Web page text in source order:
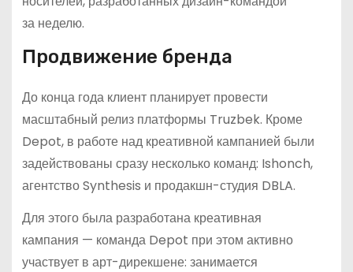
за неделю.
Продвижение бренда
До конца года клиент планирует провести
масштабный релиз платформы Truzbek. Кроме
Depot, в работе над креативной кампанией были
задействованы сразу несколько команд: Ishonch,
агентство Synthesis и продакшн-студия DBLA.
Для этого была разработана креативная
кампания — команда Depot при этом активно
участвует в арт-дирекшене: занимается